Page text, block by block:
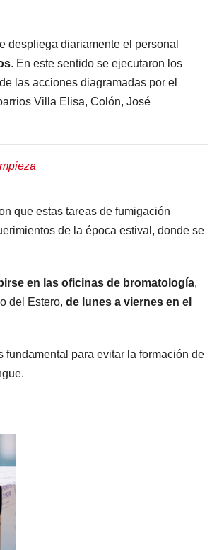
despliega diariamente el personal
. En este sentido se ejecutaron los
las acciones diagramadas por el
Villa Elisa, Colón, José
que estas tareas de fumigación
de la época estival, donde se
en las oficinas de bromatología,
del Estero, de lunes a viernes en el
para evitar la formación de